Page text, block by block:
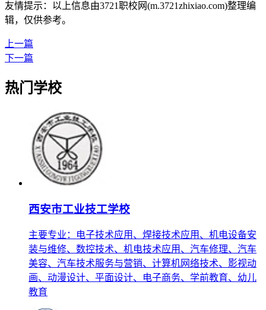
友情提示：以上信息由3721职校网(m.3721zhixiao.com)整理编
辑，仅供参考。
上一篇
下一篇
热门学校
西安市工业技工学校
主要专业：电子技术应用、焊接技术应用、机电设备安
装与维修、数控技术、机电技术应用、汽车修理、汽车
美容、汽车技术服务与营销、计算机网络技术、影视动
画、动漫设计、平面设计、电子商务、学前教育、幼儿
教育